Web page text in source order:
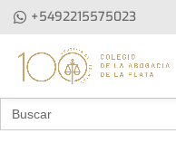
+5492215575023
Buscar: